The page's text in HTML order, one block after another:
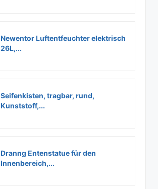
Newentor Luftentfeuchter elektrisch
26L,...
Seifenkisten, tragbar, rund,
Kunststoff,...
Dranng Entenstatue für den
Innenbereich,...